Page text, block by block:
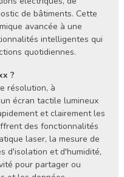
de bâtiments. Cette
avancée à une
intelligentes qui
quotidiennes.
?
résolution, à
écran tactile lumineux
et clairement les
des fonctionnalités
laser, la mesure de
d'isolation et d'humidité,
pour partager ou